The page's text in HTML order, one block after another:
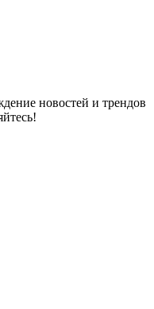
новостей и трендов